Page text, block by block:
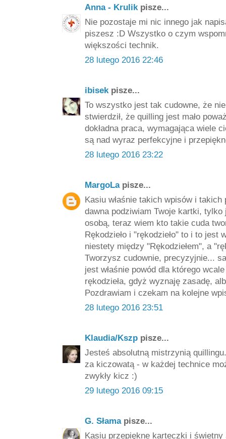
Anna - Krulik pisze...
Nie pozostaje mi nic innego jak
piszesz :D Wszystko o czym
większości technik.
28 lutego 2016 22:46
ibisek pisze...
To wszystko jest tak cudowne, że
stwierdził, że quilling jest mało
dokładna praca, wymagająca wiele
są nad wyraz perfekcyjne i
28 lutego 2016 23:22
MargoLapisze...
Kasiu właśnie takich wpisów i
dawna podziwiam Twoje kartki,
osobą, teraz wiem kto takie cuda
Rękodzieło i "rękodzieło" to i to jest
niestety między "Rękodziełem", a
Tworzysz cudownie, precyzyjnie...
jest właśnie powód dla którego
rękodzieła, gdyż wyznaję zasadę,
Pozdrawiam i czekam na kolejne
28 lutego 2016 23:51
Klaudia/Kszp pisze...
Jesteś absolutną mistrzynią
za kiczowatą - w każdej technice
zwykły kicz :)
29 lutego 2016 09:15
G. Słamapisze...
Kasiu przepiękne karteczki i świetny